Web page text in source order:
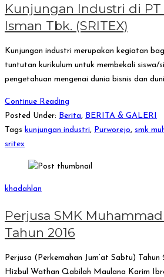
Kunjungan Industri di PT
Isman Tbk. (SRITEX)
Kunjungan industri merupakan kegiatan
tuntutan kurikulum untuk membekali siswa/
pengetahuan mengenai dunia bisnis dan
Continue Reading
Posted Under: Berita, BERITA & GALERI
Tags kunjungan industri, Purworejo, smk
sritex
khadahlan
Perjusa SMK
Tahun 2016
Perjusa (Perkemahan Jum’at Sabtu)
Hizbul Wathan Qabilah Maulana Karim